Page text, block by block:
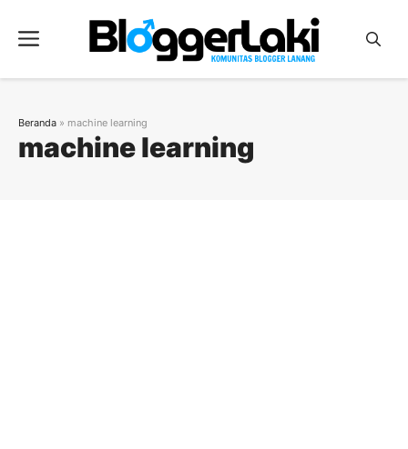
Menu
machine learning
Beranda » machine learning